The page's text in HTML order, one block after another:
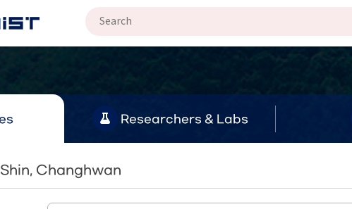
Researchers & Labs
Changhwan